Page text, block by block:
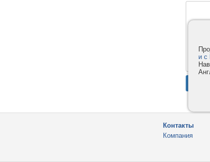
Контакты
Компания
и с